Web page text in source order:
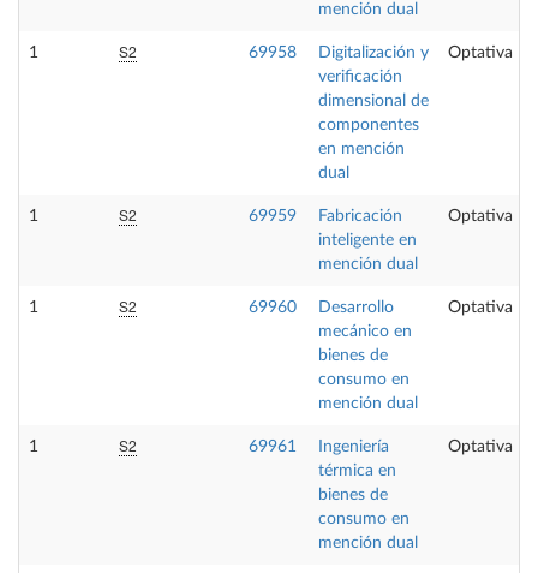
mención dual
1 S2 69958
Digitalización y
verificación
dimensional de
componentes
en mención
dual
Optativa
1 S2 69959
Fabricación
inteligente en
mención dual
Optativa
1 S2 69960
Desarrollo
mecánico en
bienes de
consumo en
mención dual
Optativa
1 S2 69961
Ingeniería
térmica en
bienes de
consumo en
mención dual
Optativa